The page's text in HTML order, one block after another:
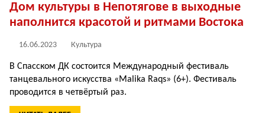
Дом культуры в Непотягове в выходные
наполнится красотой и ритмами Востока
16.06.2023 Культура
В Спасском ДК состоится Международный фестиваль
танцевального искусства «Malika Raqs» (6+). Фестиваль
проводится в четвёртый раз.